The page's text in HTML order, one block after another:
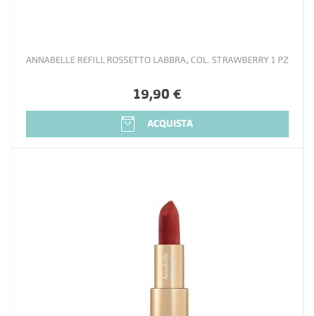
ANNABELLE REFILL ROSSETTO LABBRA, COL. STRAWBERRY 1 PZ
19,90 €
ACQUISTA